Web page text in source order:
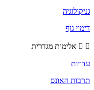
גניקולוגיה
דימוי גוף
אלימות מגדרית
עדויות
תרבות האונס